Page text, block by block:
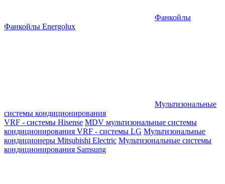
Фанкойлы
Фанкойлы Energolux
Мультизональные
системы кондиционирования
VRF - системы Hisense MDV мультизональные системы
кондиционирования VRF - системы LG Мультизональные
кондиционеры Mitsubishi Electric Мультизональные системы
кондиционирования Samsung